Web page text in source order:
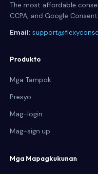
The most affordable
CCPA, and Google
Email:
Produkto
Mga Tampok
Presyo
Mag-login
Mag-sign up
Mga Mapagkukunan